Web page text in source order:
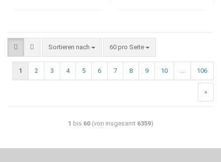
Sortieren nach 60 pro Seite
1 2 3 4 5 6 7 8 9 10 ... 106
»
1 bis 60(von insgesamt 6359)